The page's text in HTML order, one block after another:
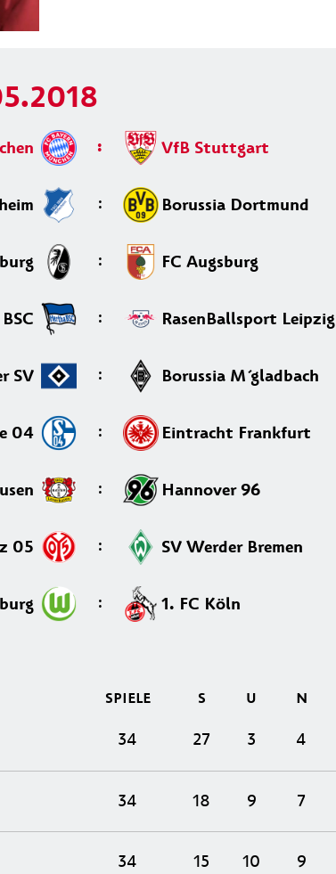
: VfB Stuttgart
: Borussia Dortmund
: FC Augsburg
: RasenBallsport Leipzig
SV : Borussia M´gladbach
04 : Eintracht Frankfurt
: Hannover 96
05 : SV Werder Bremen
: 1. FC Köln
SPIELE S U N
34 27 3 4
34 18 9 7
34 15 10 9